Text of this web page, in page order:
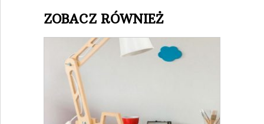
ZOBACZ RÓWNIEŻ